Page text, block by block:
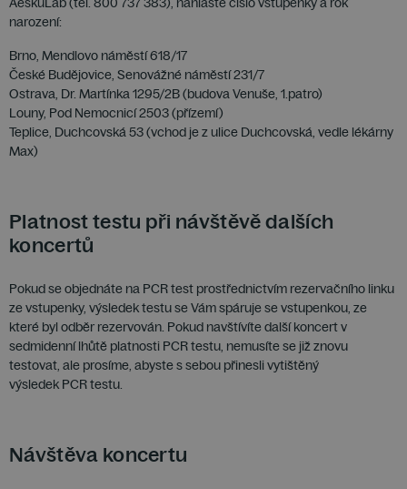
narození:
Brno, Mendlovo náměstí 618/17
České Budějovice, Senovážné náměstí 231/7
Ostrava, Dr. Martínka 1295/2B (budova Venuše, 1.patro)
Louny, Pod Nemocnicí 2503 (přízemí)
Teplice, Duchcovská 53 (vchod je z ulice Duchcovská, vedle lékárny
Max)
Platnost testu při návštěvě dalších
koncertů
Pokud se objednáte na PCR test prostřednictvím rezervačního linku
ze vstupenky, výsledek testu se Vám spáruje se vstupenkou, ze
které byl odběr rezervován. Pokud navštívíte další koncert v
sedmidenní lhůtě platnosti PCR testu, nemusíte se již znovu
testovat, ale prosíme, abyste s sebou přinesli vytištěný
výsledek PCR testu.
Návštěva koncertu